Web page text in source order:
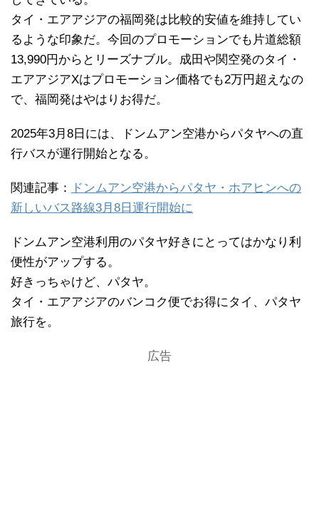
タイ・エアアジアの福岡発は比較的安値を維持してい
るような印象だ。今回のプロモーションでも片道総額
13,990円からとリーズナブル。成田や関空発のタイ・
エアアジアXはプロモーション価格でも2万円超えなの
で、福岡発はやはりお得だ。
2025年3月8日には、ドンムアン空港からパタヤへの直
行バスが運行開始となる。
関連記事：
ドンムアン空港からパタヤ・ホアヒンへの
新しいバス路線3月8日運行開始に
ドンムアン空港利用のパタヤ好きにとってはかなり利
便性がアップする。
好きっちゃけど、パタヤ。
タイ・エアアジアのバンコク便でお得にタイ、パタヤ
旅行を。
広告